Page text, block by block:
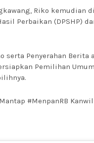
Riko kemudian
Perbaikan (DPSHP)
serta Penyerahan
Pemilihan
#MenpanRB